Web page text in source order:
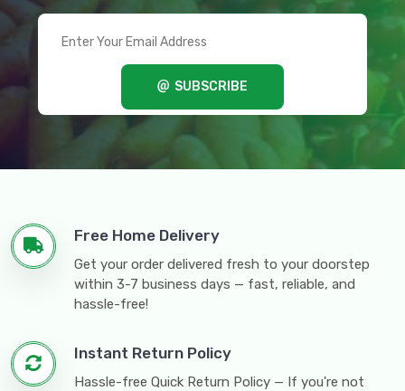
SUBSCRIBE
Free Home Delivery
Get your order delivered fresh to your doorstep
within 3-7 business days — fast, reliable, and
hassle-free!
Instant Return Policy
Hassle-free Quick Return Policy — If you're not